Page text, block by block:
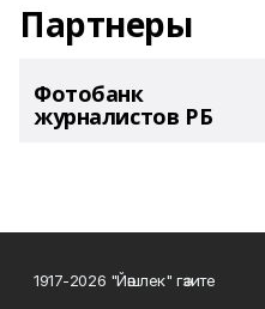
Партнеры
Фотобанк
журналистов РБ
1917-2026 "Йәшлек" гәзите